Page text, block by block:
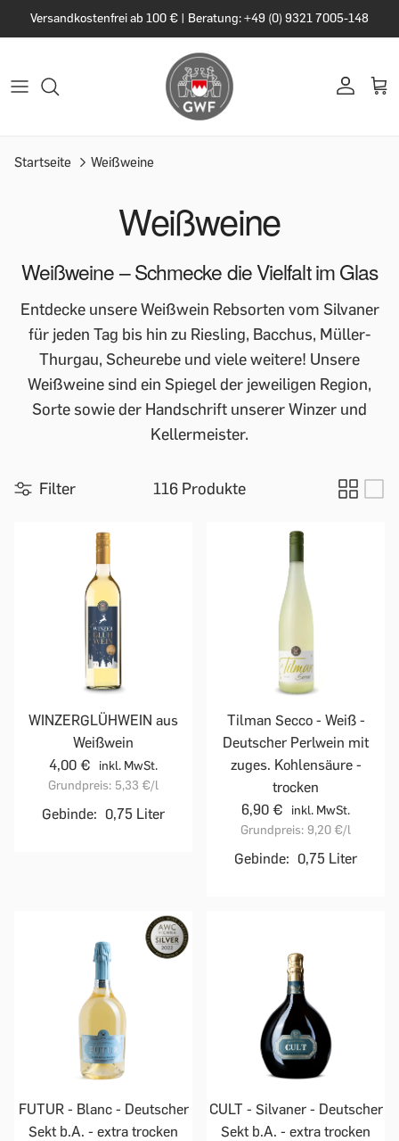
Versandkostenfrei ab 100 € | Beratung: +49 (0) 9321 7005-148
Startseite Weißweine
Weißweine
Weißweine – Schmecke die Vielfalt im Glas
Entdecke unsere Weißwein Rebsorten vom Silvaner
für jeden Tag bis hin zu Riesling, Bacchus, Müller-
Thurgau, Scheurebe und viele weitere! Unsere
Weißweine sind ein Spiegel der jeweiligen Region,
Sorte sowie der Handschrift unserer Winzer und
Kellermeister.
Filter 116 Produkte
WINZERGLÜHWEIN aus
Weißwein
4,00 €
inkl. MwSt.
Grundpreis: 5,33 €/l
Gebinde: 0,75 Liter
Tilman Secco - Weiß -
Deutscher Perlwein mit
zuges. Kohlensäure -
trocken
6,90 €
inkl. MwSt.
Grundpreis: 9,20 €/l
Gebinde: 0,75 Liter
FUTUR - Blanc - Deutscher
Sekt b.A. - extra trocken
CULT - Silvaner - Deutscher
Sekt b.A. - extra trocken